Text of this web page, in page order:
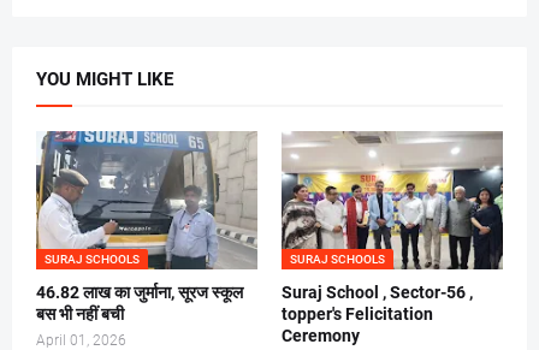
YOU MIGHT LIKE
SURAJ SCHOOLS
46.82 लाख का जुर्माना, सूरज स्कूल
बस भी नहीं बची
April 01, 2026
SURAJ SCHOOLS
Suraj School , Sector-56 ,
topper's Felicitation
Ceremony